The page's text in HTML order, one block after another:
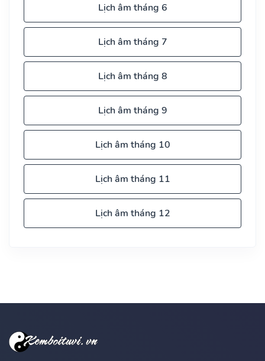
Lịch âm tháng 6
Lịch âm tháng 7
Lịch âm tháng 8
Lịch âm tháng 9
Lịch âm tháng 10
Lịch âm tháng 11
Lịch âm tháng 12